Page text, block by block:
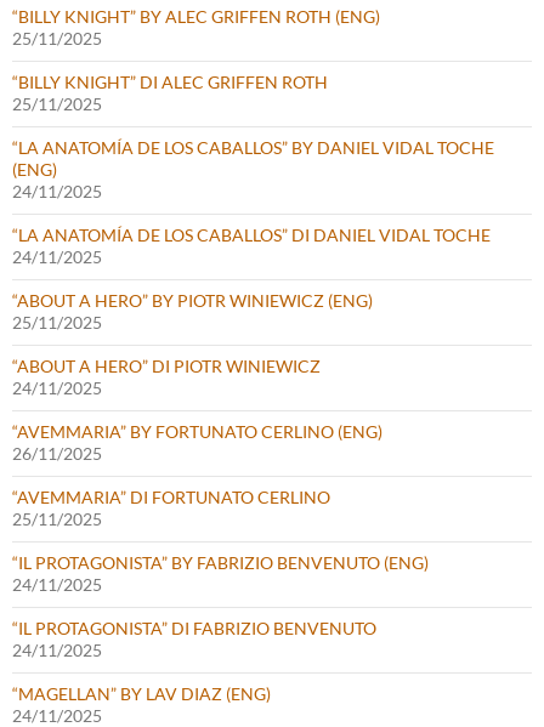
“BILLY KNIGHT” BY ALEC GRIFFEN ROTH (ENG)
25/11/2025
“BILLY KNIGHT” DI ALEC GRIFFEN ROTH
25/11/2025
“LA ANATOMÍA DE LOS CABALLOS” BY DANIEL VIDAL TOCHE
(ENG)
24/11/2025
“LA ANATOMÍA DE LOS CABALLOS” DI DANIEL VIDAL TOCHE
24/11/2025
“ABOUT A HERO” BY PIOTR WINIEWICZ (ENG)
25/11/2025
“ABOUT A HERO” DI PIOTR WINIEWICZ
24/11/2025
“AVEMMARIA” BY FORTUNATO CERLINO (ENG)
26/11/2025
“AVEMMARIA” DI FORTUNATO CERLINO
25/11/2025
“IL PROTAGONISTA” BY FABRIZIO BENVENUTO (ENG)
24/11/2025
“IL PROTAGONISTA” DI FABRIZIO BENVENUTO
24/11/2025
“MAGELLAN” BY LAV DIAZ (ENG)
24/11/2025